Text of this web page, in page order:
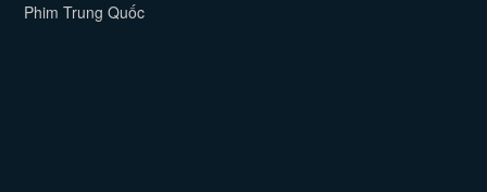
Phim Trung Quốc